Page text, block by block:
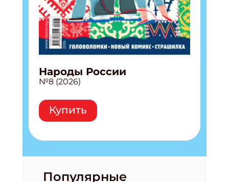
Народы России
№8 (2026)
Купить
Популярные